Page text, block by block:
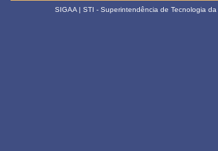
SIGAA | STI - Superintendência de Tecnologia